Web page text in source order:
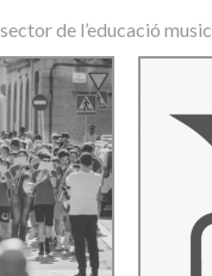
de l’educació